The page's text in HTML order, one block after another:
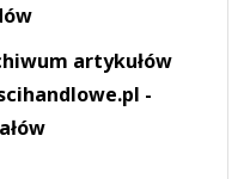
artykułów
-